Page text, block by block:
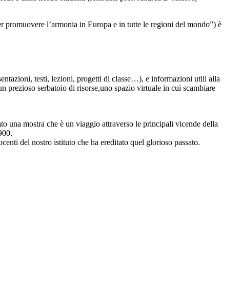
l’armonia in Europa e in tutte le regioni del mondo”) è
testi, lezioni, progetti di classe…), e informazioni utili alla
prezioso serbatoio di risorse,uno spazio virtuale in cui scambiare
una mostra che è un viaggio attraverso le principali vicende della
del nostro istituto che ha ereditato quel glorioso passato.